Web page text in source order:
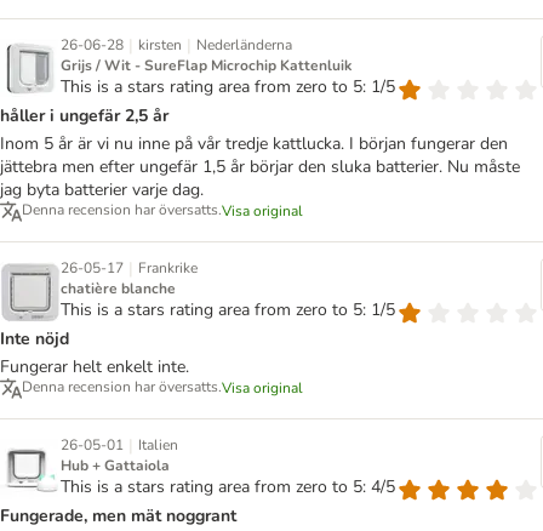
26-06-28 | kirsten | Nederländerna
Grijs / Wit - SureFlap Microchip Kattenluik
This is a stars rating area from zero to 5: 1/5
håller i ungefär 2,5 år
Inom 5 år är vi nu inne på vår tredje kattlucka. I början fungerar den
jättebra men efter ungefär 1,5 år börjar den sluka batterier. Nu måste
jag byta batterier varje dag.
Denna recension har översatts.Visa original
26-05-17 | Frankrike
chatière blanche
This is a stars rating area from zero to 5: 1/5
Inte nöjd
Fungerar helt enkelt inte.
Denna recension har översatts.Visa original
26-05-01 | Italien
Hub + Gattaiola
This is a stars rating area from zero to 5: 4/5
Fungerade, men mät noggrant